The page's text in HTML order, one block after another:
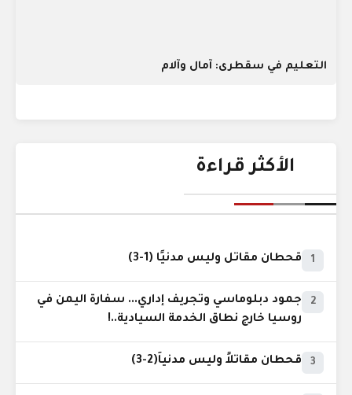
التعليم في سقطرى: آمال وآلام
الأكثر قراءة
1 قحطان مقاتل وليس مدنيًا (1-3)
2
جمود دبلوماسي وتجريف إداري... سفارة اليمن في
روسيا خارج نطاق الخدمة السيادية..!
3 قحطان مقاتلاً وليس مدنياً(2-3)